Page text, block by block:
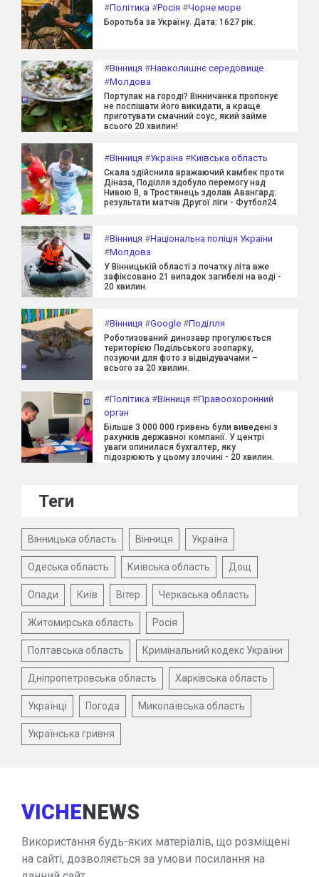
#Політика #Росія #Чорне море
Боротьба за Україну. Дата: 1627 рік.
#Вінниця #Навколишнє середовище
#Молдова
Портулак на городі? Вінничанка пропонує
не поспішати його викидати, а краще
приготувати смачний соус, який займе
всього 20 хвилин!
#Вінниця #Україна #Київська область
Скала здійснила вражаючий камбек проти
Діназа, Поділля здобуло перемогу над
Нивою В, а Тростянець здолав Авангард:
результати матчів Другої ліги - Футбол24.
#Вінниця #Національна поліція України
#Молдова
У Вінницькій області з початку літа вже
зафіксовано 21 випадок загибелі на воді -
20 хвилин.
#Вінниця #Google #Поділля
Роботизований динозавр прогулюється
територією Подільського зоопарку,
позуючи для фото з відвідувачами –
всього за 20 хвилин.
#Політика #Вінниця #Правоохоронний
орган
Більше 3 000 000 гривень були виведені з
рахунків державної компанії. У центрі
уваги опинилася бухгалтер, яку
підозрюють у цьому злочині - 20 хвилин.
Теги
Вінницька область Вінниця Україна
Одеська область Київська область Дощ
Опади Київ Вітер Черкаська область
Житомирська область Росія
Полтавська область Кримінальний кодекс України
Дніпропетровська область Харківська область
Українці Погода Миколаївська область
Українська гривня
VICHENEWS
Використання будь-яких матеріалів, що розміщені
на сайті, дозволяється за умови посилання на